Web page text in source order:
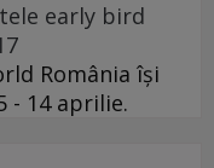
early bird
România își
- 14 aprilie.